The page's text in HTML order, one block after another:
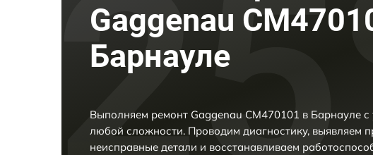
Gaggenau
Барнауле
Выполняем ремонт Gaggenau CM470101 в Барнауле с
любой сложности. Проводим диагностику, выявляем
неисправные детали и восстанавливаем